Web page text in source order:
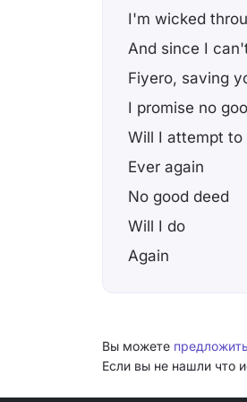
I'm wicked
And since I
Fiyero, saving
I promise no
Will I attempt to
Ever again
No good deed
Will I do
Again
Вы можете
Если вы не нашли что